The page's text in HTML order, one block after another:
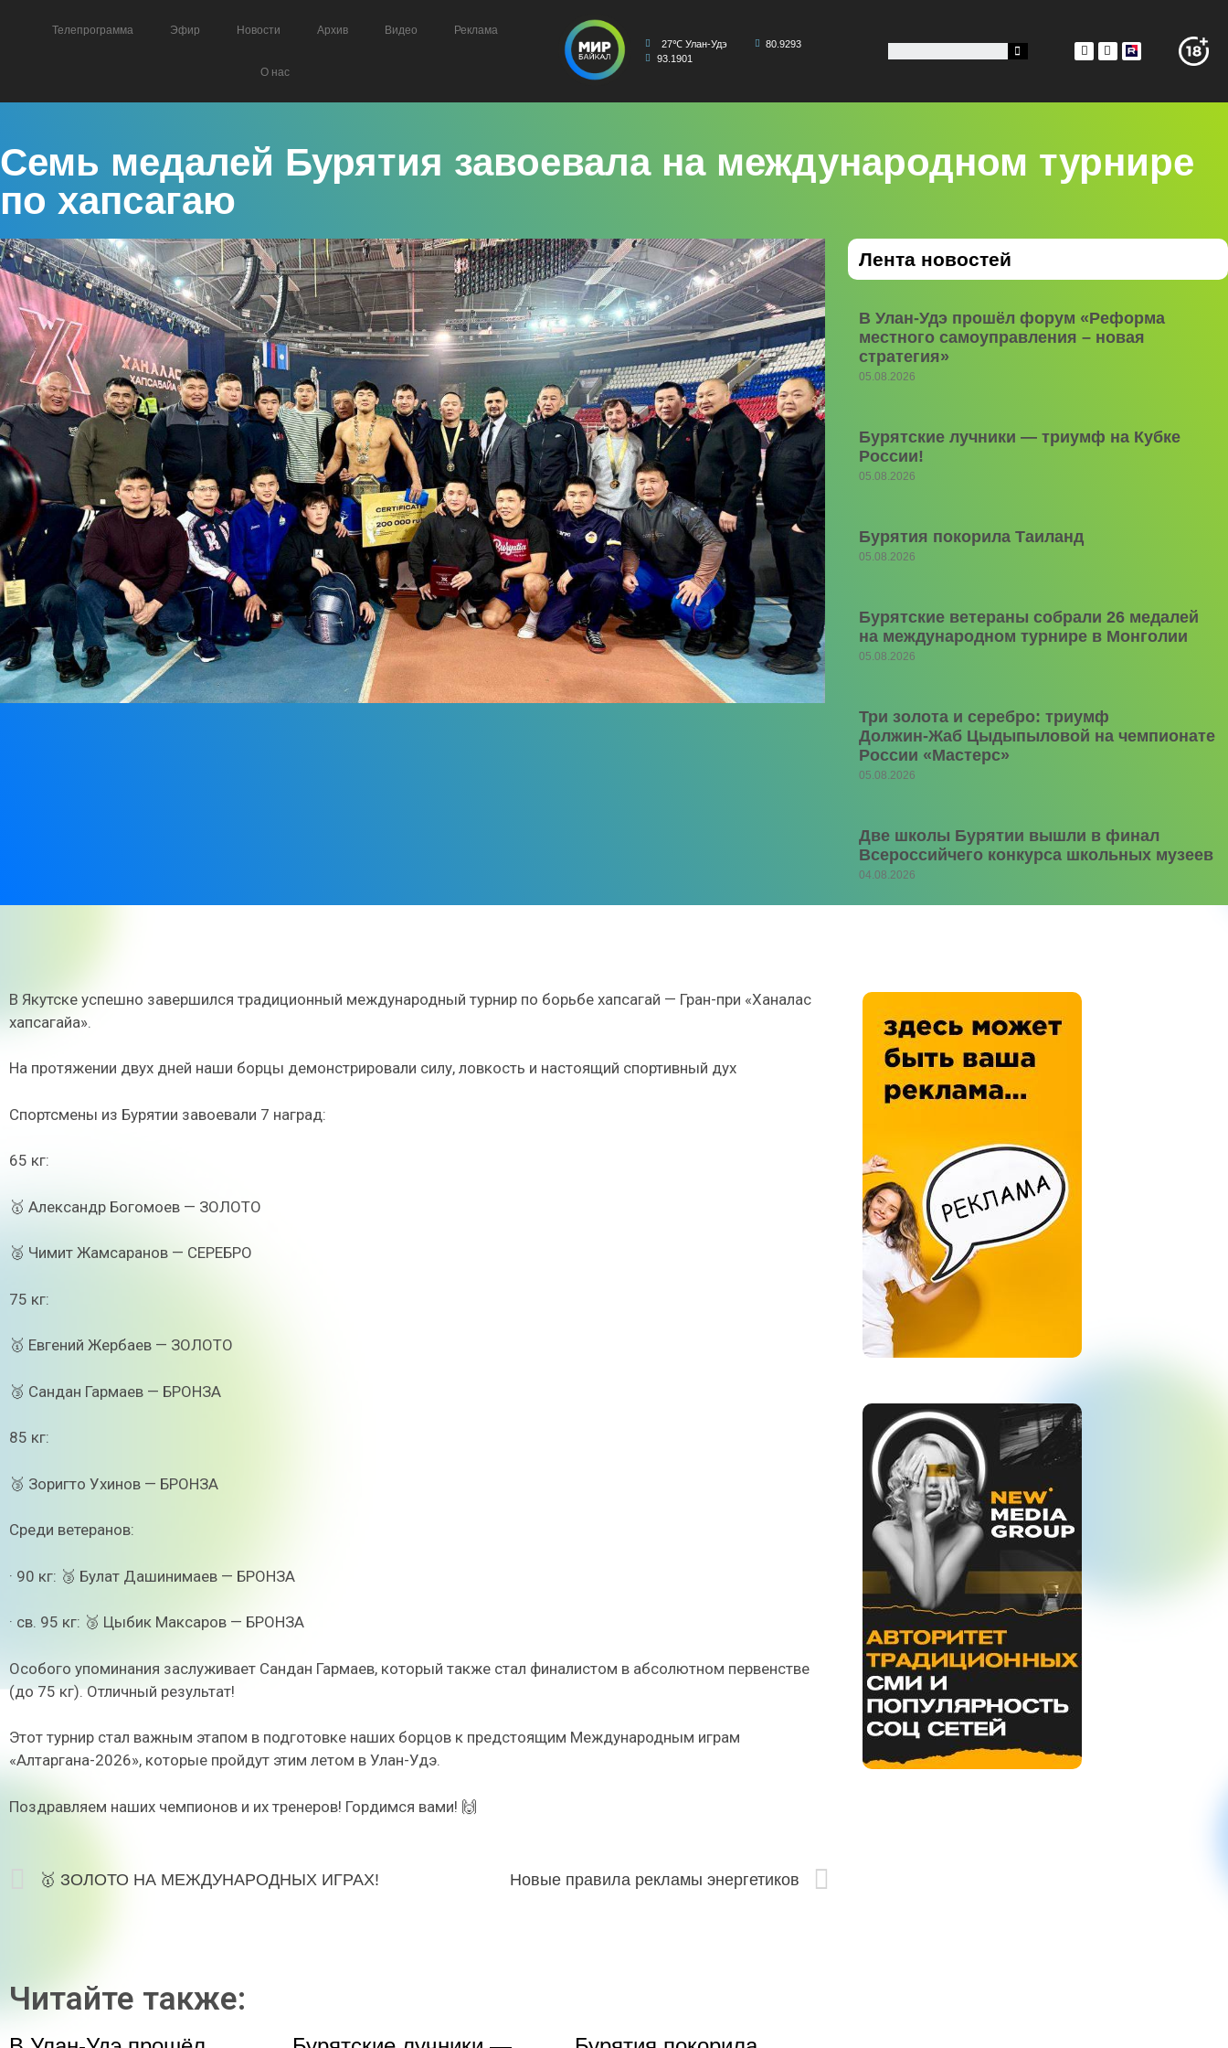
Телепрограмма Эфир Новости Архив Видео Реклама
О нас
27℃ Улан-Удэ
80.9293
93.1901
Семь медалей Бурятия завоевала на международном турнире
по хапсагаю
Лента новостей
В Улан-Удэ прошёл форум «Реформа
местного самоуправления – новая
стратегия»
05.08.2026
Бурятские лучники — триумф на Кубке
России!
05.08.2026
Бурятия покорила Таиланд
05.08.2026
Бурятские ветераны собрали 26 медалей
на международном турнире в Монголии
05.08.2026
Три золота и серебро: триумф
Должин‑Жаб Цыдыпыловой на чемпионате
России «Мастерс»
05.08.2026
Две школы Бурятии вышли в финал
Всероссийчего конкурса школьных музеев
04.08.2026
В Якутске успешно завершился традиционный международный турнир по борьбе хапсагай — Гран-при «Ханалас
хапсагайа».
На протяжении двух дней наши борцы демонстрировали силу, ловкость и настоящий спортивный дух
Спортсмены из Бурятии завоевали 7 наград:
65 кг:
🥇 Александр Богомоев — ЗОЛОТО
🥈 Чимит Жамсаранов — СЕРЕБРО
75 кг:
🥇 Евгений Жербаев — ЗОЛОТО
🥉 Сандан Гармаев — БРОНЗА
85 кг:
🥉 Зоригто Ухинов — БРОНЗА
Среди ветеранов:
· 90 кг: 🥉 Булат Дашинимаев — БРОНЗА
· св. 95 кг: 🥉 Цыбик Максаров — БРОНЗА
Особого упоминания заслуживает Сандан Гармаев, который также стал финалистом в абсолютном первенстве
(до 75 кг). Отличный результат!
Этот турнир стал важным этапом в подготовке наших борцов к предстоящим Международным играм
«Алтаргана-2026», которые пройдут этим летом в Улан-Удэ.
Поздравляем наших чемпионов и их тренеров! Гордимся вами! 🙌
🥇 ЗОЛОТО НА МЕЖДУНАРОДНЫХ ИГРАХ! Новые правила рекламы энергетиков
Читайте также: